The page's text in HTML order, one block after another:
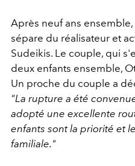
Après neuf ans
sépare du réalisateur et
Sudeikis. Le couple, qui
deux enfants ensemble,
Un proche du couple a
"La rupture a été
adopté une excellente
enfants sont la priorité et
familiale."